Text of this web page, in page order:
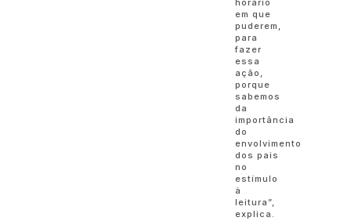
horário
em que
puderem,
para
fazer
essa
ação,
porque
sabemos
da
importância
do
envolvimento
dos pais
no
estímulo
à
leitura”,
explica.